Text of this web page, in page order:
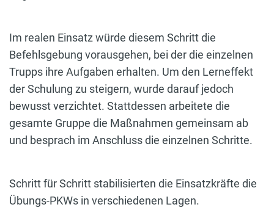
Im realen Einsatz würde diesem Schritt die
Befehlsgebung vorausgehen, bei der die einzelnen
Trupps ihre Aufgaben erhalten. Um den Lerneffekt
der Schulung zu steigern, wurde darauf jedoch
bewusst verzichtet. Stattdessen arbeitete die
gesamte Gruppe die Maßnahmen gemeinsam ab
und besprach im Anschluss die einzelnen Schritte.
Schritt für Schritt stabilisierten die Einsatzkräfte die
Übungs-PKWs in verschiedenen Lagen.